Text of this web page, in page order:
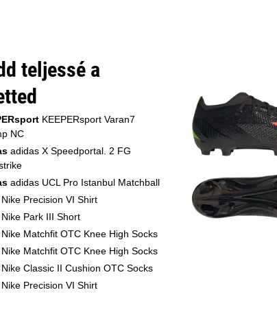
teljessé a
KEEPERsport Varan7
NC
adidas X Speedportal. 2 FG
adidas UCL Pro Istanbul Matchball
Nike Precision VI Shirt
Nike Park III Short
Nike Matchfit OTC Knee High Socks
Nike Matchfit OTC Knee High Socks
Nike Classic II Cushion OTC Socks
Nike Precision VI Shirt